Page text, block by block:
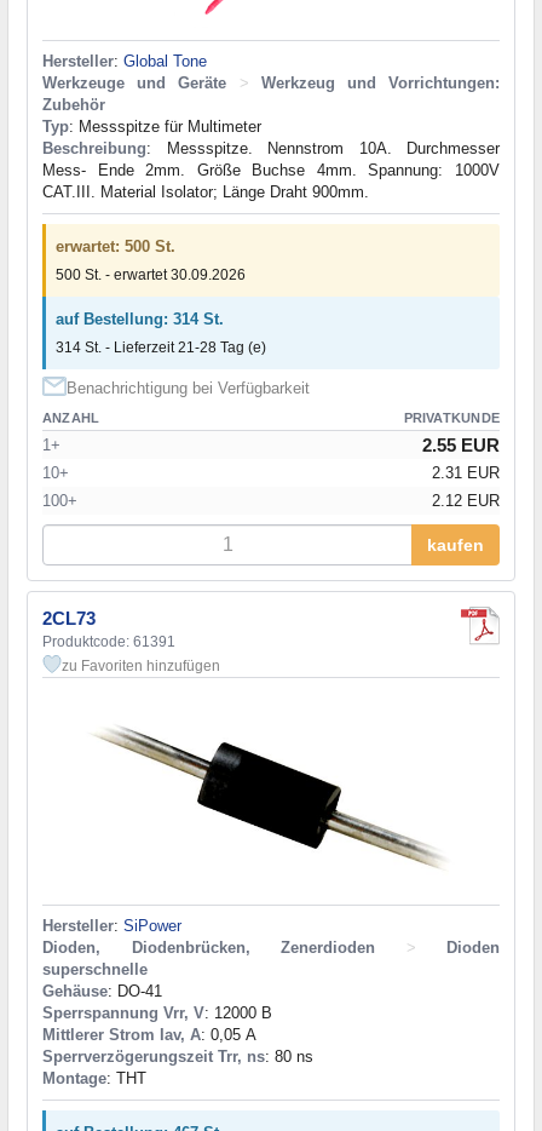
Hersteller: Global Tone
Werkzeuge und Geräte
>
Werkzeug und Vorrichtungen:
Zubehör
Typ: Messspitze für Multimeter
Beschreibung: Messspitze. Nennstrom 10A. Durchmesser
Mess- Ende 2mm. Größe Buchse 4mm. Spannung: 1000V
CAT.III. Material Isolator; Länge Draht 900mm.
erwartet: 500 St.
500 St. - erwartet 30.09.2026
auf Bestellung: 314 St.
314 St. - Lieferzeit 21-28 Tag (e)
Benachrichtigung bei Verfügbarkeit
ANZAHL PRIVATKUNDE
1+ 2.55 EUR
10+
2.31 EUR
100+
2.12 EUR
kaufen
2CL73
Produktcode: 61391
zu Favoriten hinzufügen
Hersteller: SiPower
Dioden, Diodenbrücken, Zenerdioden
>
Dioden
superschnelle
Gehäuse: DO-41
Sperrspannung Vrr, V: 12000 В
Mittlerer Strom Iav, A: 0,05 А
Sperrverzögerungszeit Trr, ns: 80 ns
Montage: THT